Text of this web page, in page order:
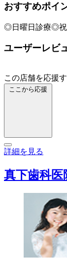
おすすめポイ
◎日曜日診療◎
ユーザーレビ
この店舗を応援す
ここから応援
詳細を見る
真下歯科医